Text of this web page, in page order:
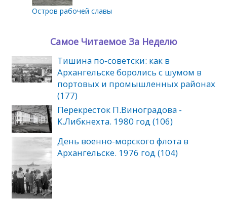
Остров рабочей славы
Самое Читаемое За Неделю
Тишина по‑советски: как в
Архангельске боролись с шумом в
портовых и промышленных районах
(177)
Перекресток П.Виноградова -
К.Либкнехта. 1980 год (106)
День военно-морского флота в
Архангельске. 1976 год (104)